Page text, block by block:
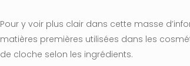
Pour y voir plus clair dans cette masse
matières premières utilisées dans les
de cloche selon les ingrédients.